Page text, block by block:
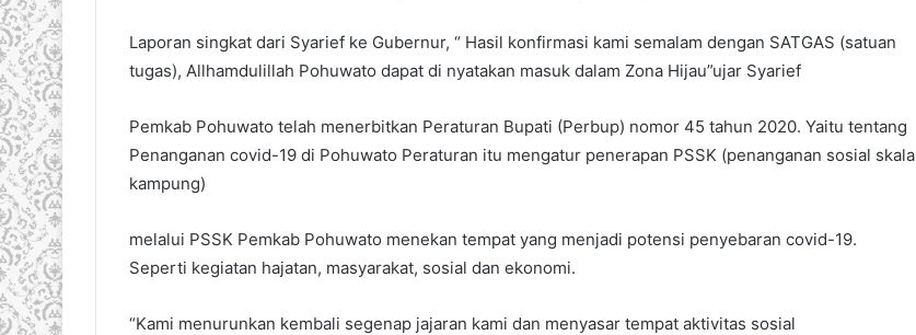
Laporan singkat dari Syarief ke Gubernur, “ Hasil konfirmasi kami semalam dengan SATGAS (satuan
tugas), Allhamdulillah Pohuwato dapat di nyatakan masuk dalam Zona Hijau”ujar Syarief
Pemkab Pohuwato telah menerbitkan Peraturan Bupati (Perbup) nomor 45 tahun 2020. Yaitu tentang
Penanganan covid-19 di Pohuwato Peraturan itu mengatur penerapan PSSK (penanganan sosial skala
kampung)
melalui PSSK Pemkab Pohuwato menekan tempat yang menjadi potensi penyebaran covid-19.
Seperti kegiatan hajatan, masyarakat, sosial dan ekonomi.
“Kami menurunkan kembali segenap jajaran kami dan menyasar tempat aktivitas sosial